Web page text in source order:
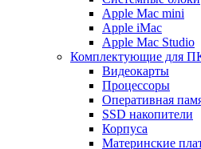
Apple Mac mini
Apple iMac
Apple Mac Studio
Комплектующие для
Видеокарты
Процессоры
Оперативная
SSD накопители
Корпуса
Материнские